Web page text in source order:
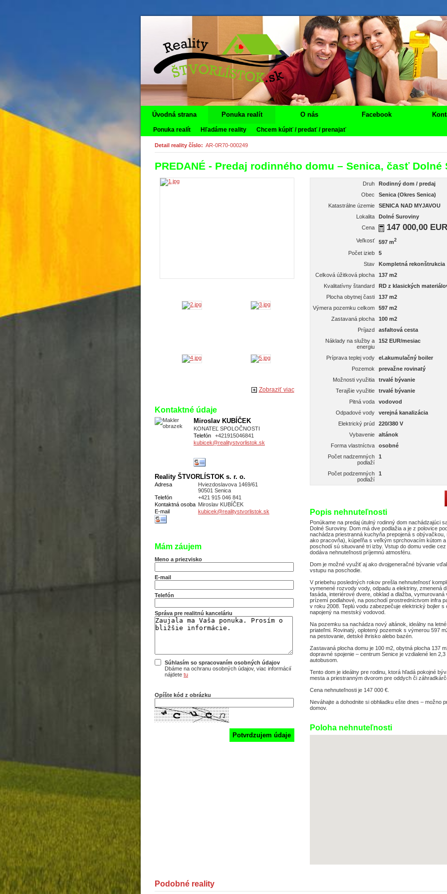
Úvodná strana Ponuka realít
Ponuka realít Hľadáme reality Chcem kúpiť / predať / prenajať
O nás Facebook
Detail reality číslo: AR-0R70-000249
PREDANÉ - Predaj rodinného domu – Senica, časť Dolné
Zobraziť viac
Kontaktné údaje
Miroslav KUBÍČEK
KONATEĽ SPOLOČNOSTI
Telefón
+421915046841
kubicek@realitystvorlistok.sk
Reality ŠTVORLÍSTOK s. r. o.
Adresa
Hviezdoslavova 1469/61
90501 Senica
Telefón
+421 915 046 841
Kontaktná osoba Miroslav KUBÍČEK
E-mail
kubicek@realitystvorlistok.sk
Mám záujem
Meno a priezvisko
E-mail
Telefón
Správa pre realitnú kanceláriu
Súhlasím so spracovaním osobných údajov
Dbáme na ochranu osobných údajov, viac informácií
nájdete tu
Opíšte kód z obrázku
Druh
Rodinný dom / predaj
Obec
Senica (Okres Senica)
Katastrálne územie
SENICA NAD MYJAVOU
Lokalita
Dolné Suroviny
Cena
147 000,00
Veľkosť 597 m2
Počet izieb
5
Stav
Kompletná rekonštrukcia
Celková úžitková plocha
137 m2
Kvalitatívny štandard
RD z klasických
Plocha obytnej časti
137 m2
Výmera pozemku celkom
597 m2
Zastavaná plocha
100 m2
Príjazd
asfaltová cesta
Náklady na služby a
energiu
152 EUR/mesiac
Príprava teplej vody
el.akumulačný boiler
Pozemok
prevažne rovinatý
Možnosti využitia
trvalé bývanie
Terajšie využitie
trvalé bývanie
Pitná voda
vodovod
Odpadové vody
verejná kanalizácia
Elektrický prúd
220/380 V
Vybavenie
altánok
Forma vlastníctva
osobné
Počet nadzemných
podlaží
1
Počet podzemných
podlaží
1
Popis nehnuteľnosti
Ponúkame na predaj útulný rodinný dom nachádzajúci
Dolné Suroviny. Dom má dve podlažia a je z polovice
nachádza priestranná kuchyňa prepojená s obývačkou,
ako pracovňa), kúpeľňa s veľkým sprchovacím kútom
poschodí sú situované tri izby. Vstup do domu vedie
dodáva nehnuteľnosti príjemnú atmosféru.
Dom je možné využiť aj ako dvojgeneračné bývanie
vstupu na poschodie.
V priebehu posledných rokov prešla nehnuteľnosť
vymenené rozvody vody, odpadu a elektriny, zmenená
fasáda, interiérové dvere, obklad a dlažba, vymurovaná
prízemí podlahové, na poschodí prostredníctvom infra
v roku 2008. Teplú vodu zabezpečuje elektrický bojler s
napojený na mestský vodovod.
Na pozemku sa nachádza nový altánok, ideálny na
priateľmi. Rovinatý, oplotený pozemok s výmerou 597
na pestovanie, detské ihrisko alebo bazén.
Zastavaná plocha domu je 100 m2, obytná plocha 137
dopravné spojenie – centrum Senice je vzdialené len
autobusom.
Tento dom je ideálny pre rodinu, ktorá hľadá pokojné
mesta a priestranným dvorom pre oddych či
Cena nehnuteľnosti je 147 000 €.
Neváhajte a dohodnite si obhliadku ešte dnes – možno
domov.
Poloha nehnuteľnosti
Podobné reality